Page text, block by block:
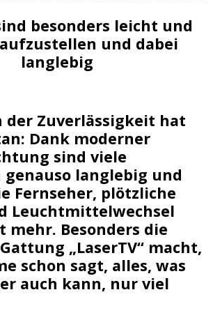
besonders leicht und
und dabei
langlebig
der Zuverlässigkeit hat
Dank moderner
sind viele
langlebig und
Fernseher, plötzliche
Leuchtmittelwechsel
mehr. Besonders die
„LaserTV“ macht,
schon sagt, alles, was
auch kann, nur viel